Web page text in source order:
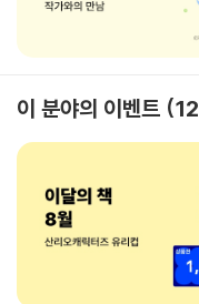
이 분야의 이벤트 12